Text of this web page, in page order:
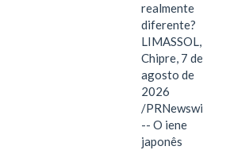
realmente
diferente?
LIMASSOL,
Chipre, 7 de
agosto de
2026
/PRNewswire/
-- O iene
japonês